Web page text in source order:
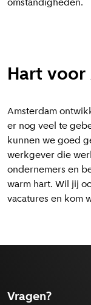
Hart
Amsterdam
er nog veel te
kunnen we goed
werkgever die
ondernemers en
warm hart. Wil jij
vacatures en kom
Vragen?